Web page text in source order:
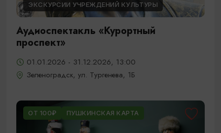
ЭКСКУРСИИ УЧРЕЖДЕНИЙ КУЛЬТУРЫ
Аудиоспектакль «Курортный
проспект»
01.01.2026 - 31.12.2026, 13:00
Зеленоградск, ул. Тургенева, 1Б
ОТ 100₽ ПУШКИНСКАЯ КАРТА